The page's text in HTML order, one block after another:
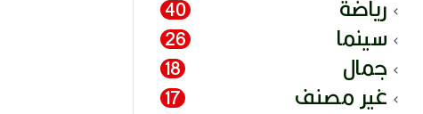
رياضة 40
سينما 26
جمال 18
غير مصنف 17